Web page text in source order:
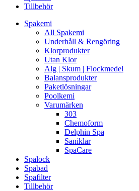
Tillbehör
Spakemi
All Spakemi
Underhåll & Rengöring
Klorprodukter
Utan Klor
Alg | Skum | Flockmedel
Balansprodukter
Paketlösningar
Poolkemi
Varumärken
303
Chemoform
Delphin Spa
Saniklar
SpaCare
Spalock
Spabad
Spafilter
Tillbehör